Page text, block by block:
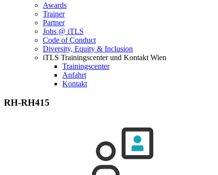
Awards
Trainer
Partner
Jobs @ iTLS
Code of Conduct
Diversity, Equity & Inclusion
iTLS Trainingscenter und Kontakt Wien
Trainingscenter
Anfahrt
Kontakt
RH-RH415